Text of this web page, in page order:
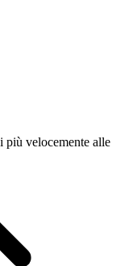
più velocemente alle